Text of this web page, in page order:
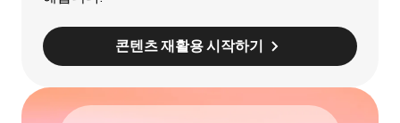
콘텐츠 재활용 시작하기